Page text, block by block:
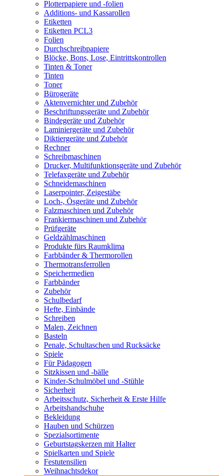
Plotterpapiere und -folien
Additions- und Kassarollen
Etiketten
Etiketten PCL3
Folien
Durchschreibpapiere
Blöcke, Bons, Lose, Eintrittskontrollen
Tinten & Toner
Tinten
Toner
Bürogeräte
Aktenvernichter und Zubehör
Beschriftungsgeräte und Zubehör
Bindegeräte und Zubehör
Laminiergeräte und Zubehör
Diktiergeräte und Zubehör
Rechner
Schreibmaschinen
Drucker, Multifunktionsgeräte und Zubehör
Telefaxgeräte und Zubehör
Schneidemaschinen
Laserpointer, Zeigestäbe
Loch-, Ösgeräte und Zubehör
Falzmaschinen und Zubehör
Frankiermaschinen und Zubehör
Prüfgeräte
Geldzählmaschinen
Produkte fürs Raumklima
Farbbänder & Thermorollen
Thermotransferrollen
Speichermedien
Farbbänder
Zubehör
Schulbedarf
Hefte, Einbände
Schreiben
Malen, Zeichnen
Basteln
Penale, Schultaschen und Rucksäcke
Spiele
Für Pädagogen
Sitzkissen und -bälle
Kinder-Schulmöbel und -Stühle
Sicherheit
Arbeitsschutz, Sicherheit & Erste Hilfe
Arbeitshandschuhe
Bekleidung
Hauben und Schürzen
Spezialsortimente
Geburtstagskerzen mit Halter
Spielkarten und Spiele
Festutensilien
Weihnachtsdekor